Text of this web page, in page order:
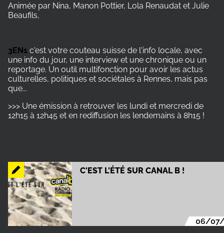
C'EST L'ÉTÉ SUR CANAL B !
06/
Animée par Nina, Manon Pottier, Lola Renaudat et Julie
Beaufils,
3EN1 c'est votre couteau suisse de l'info locale, avec
une info du jour, une interview et une chronique ou un
reportage. Un outil multifonction pour avoir les actus
culturelles, politiques et sociétales à Rennes, mais pas
que...
>>> Une émission à retrouver les lundi et mercredi de
12h15 à 12h45 et en rediffusion les lendemains à 8h15 !